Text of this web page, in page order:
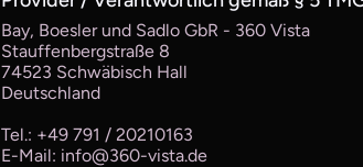
Bay, Boesler und Sadlo GbR - 360 Vista
Stauffenbergstraße 8
74523 Schwäbisch Hall
Deutschland
Tel.: +49 791 / 20210163
E-Mail: info@360-vista.de